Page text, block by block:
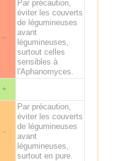
--
Par précaution,
éviter les couverts
de légumineuses
avant
légumineuses,
surtout celles
sensibles à
l'Aphanomyces.
+
-
Par précaution,
éviter les couverts
de légumineuses
avant
légumineuses,
surtout en pure.